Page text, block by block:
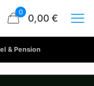
0 0,00 €
& Pension